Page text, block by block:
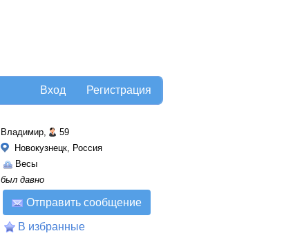
Регистрация
Вход
Владимир,
59
Новокузнецк, Россия
Весы
был давно
Отправить сообщение
В избранные